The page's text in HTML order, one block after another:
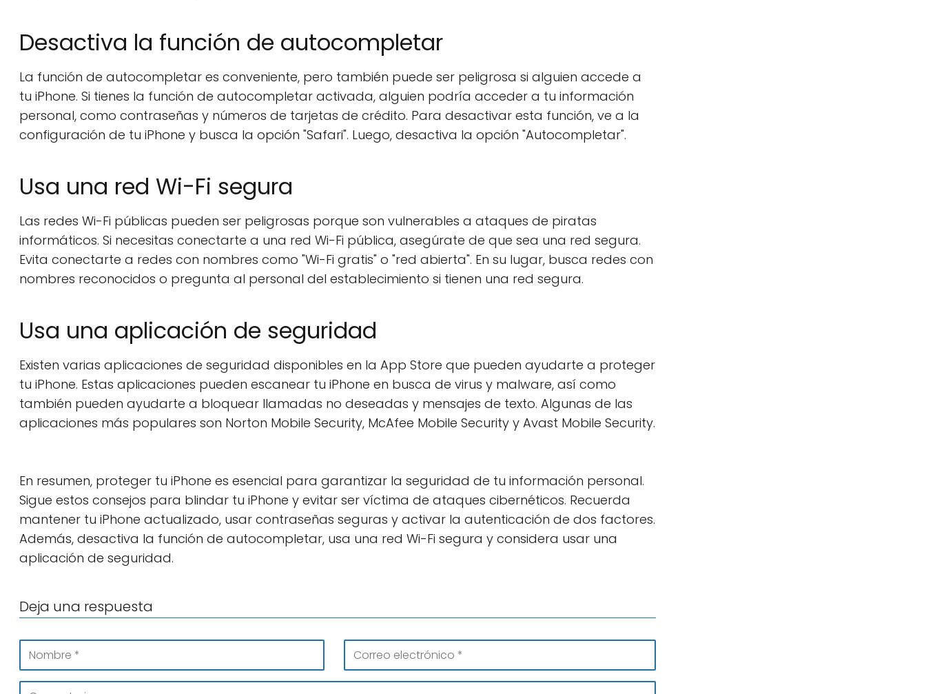
Desactiva la función de autocompletar
La función de autocompletar es conveniente, pero también puede ser peligrosa si alguien accede a
tu iPhone. Si tienes la función de autocompletar activada, alguien podría acceder a tu información
personal, como contraseñas y números de tarjetas de crédito. Para desactivar esta función, ve a la
configuración de tu iPhone y busca la opción "Safari". Luego, desactiva la opción "Autocompletar".
Usa una red Wi-Fi segura
Las redes Wi-Fi públicas pueden ser peligrosas porque son vulnerables a ataques de piratas
informáticos. Si necesitas conectarte a una red Wi-Fi pública, asegúrate de que sea una red segura.
Evita conectarte a redes con nombres como "Wi-Fi gratis" o "red abierta". En su lugar, busca redes con
nombres reconocidos o pregunta al personal del establecimiento si tienen una red segura.
Usa una aplicación de seguridad
Existen varias aplicaciones de seguridad disponibles en la App Store que pueden ayudarte a proteger
tu iPhone. Estas aplicaciones pueden escanear tu iPhone en busca de virus y malware, así como
también pueden ayudarte a bloquear llamadas no deseadas y mensajes de texto. Algunas de las
aplicaciones más populares son Norton Mobile Security, McAfee Mobile Security y Avast Mobile Security.
En resumen, proteger tu iPhone es esencial para garantizar la seguridad de tu información personal.
Sigue estos consejos para blindar tu iPhone y evitar ser víctima de ataques cibernéticos. Recuerda
mantener tu iPhone actualizado, usar contraseñas seguras y activar la autenticación de dos factores.
Además, desactiva la función de autocompletar, usa una red Wi-Fi segura y considera usar una
aplicación de seguridad.
Deja una respuesta